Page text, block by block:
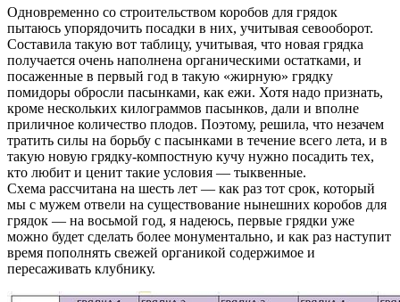
Одновременно со строительством коробов для грядок
пытаюсь упорядочить посадки в них, учитывая севооборот.
Составила такую вот таблицу, учитывая, что новая грядка
получается очень наполнена органическими остатками, и
посаженные в первый год в такую «жирную» грядку
помидоры обросли пасынками, как ежи. Хотя надо признать,
кроме нескольких килограммов пасынков, дали и вполне
приличное количество плодов. Поэтому, решила, что незачем
тратить силы на борьбу с пасынками в течение всего лета, и в
такую новую грядку-компостную кучу нужно посадить тех,
кто любит и ценит такие условия — тыквенные.
Схема рассчитана на шесть лет — как раз тот срок, который
мы с мужем отвели на существование нынешних коробов для
грядок — на восьмой год, я надеюсь, первые грядки уже
можно будет сделать более монументально, и как раз наступит
время пополнять свежей органикой содержимое и
пересаживать клубнику.